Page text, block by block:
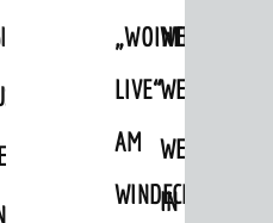
„WOINEM
LIVE“
AM
WINDECKPLATZ
WEINHEIMER
IN